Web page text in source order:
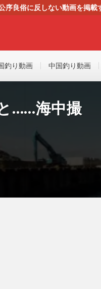
良俗に反しない動画を掲
釣り動画 中国釣り動画
……海中撮